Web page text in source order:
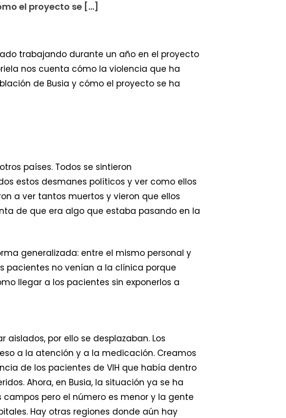
el proyecto se […]
trabajando durante un año en el proyecto
nos cuenta cómo la violencia que ha
de Busia y cómo el proyecto se ha
países. Todos se sintieron
estos desmanes políticos y ver como ellos
a ver tantos muertos y vieron que ellos
de que era algo que estaba pasando en la
generalizada: entre el mismo personal y
pacientes no venían a la clínica porque
llegar a los pacientes sin exponerlos a
por ello se desplazaban. Los
a la atención y a la medicación. Creamos
de los pacientes de VIH que había dentro
Ahora, en Busia, la situación ya se ha
pero el número es menor y la gente
Hay otras regiones donde aún hay